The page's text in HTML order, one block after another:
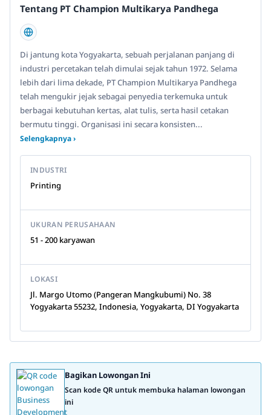
Tentang PT Champion Multikarya Pandhega
Di jantung kota Yogyakarta, sebuah perjalanan panjang di
industri percetakan telah dimulai sejak tahun 1972. Selama
lebih dari lima dekade, PT Champion Multikarya Pandhega
telah mengukir jejak sebagai penyedia terkemuka untuk
berbagai kebutuhan kertas, alat tulis, serta hasil cetakan
bermutu tinggi. Organisasi ini secara konsisten...
Selengkapnya ›
INDUSTRI
Printing
UKURAN PERUSAHAAN
51 - 200 karyawan
LOKASI
Jl. Margo Utomo (Pangeran Mangkubumi) No. 38
Yogyakarta 55232, Indonesia, Yogyakarta, DI Yogyakarta
Bagikan Lowongan Ini
Scan kode QR untuk membuka halaman lowongan
ini